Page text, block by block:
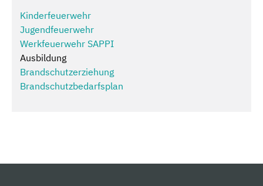
Kinderfeuerwehr
Jugendfeuerwehr
Werkfeuerwehr SAPPI
Ausbildung
Brandschutzerziehung
Brandschutzbedarfsplan